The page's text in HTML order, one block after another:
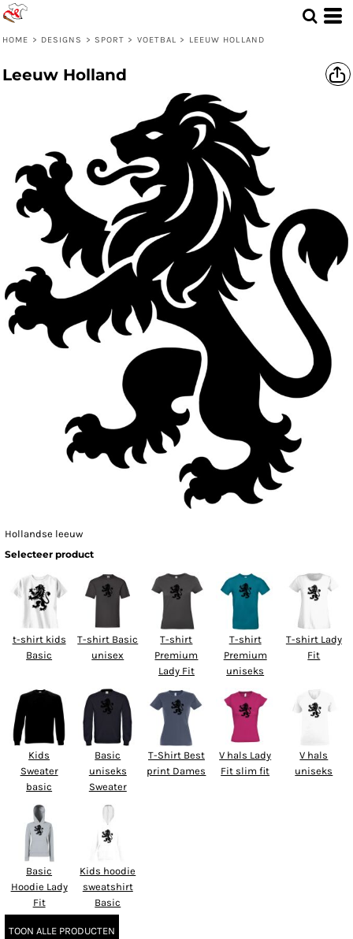
HOME > DESIGNS > SPORT > VOETBAL > LEEUW HOLLAND
Leeuw Holland
Hollandse leeuw
Selecteer product
t-shirt kids
Basic
T-shirt Basic
unisex
T-shirt
Premium
Lady Fit
T-shirt
Premium
uniseks
T-shirt Lady
Fit
Kids
Sweater
basic
Basic
uniseks
Sweater
T-Shirt Best
print Dames
V hals Lady
Fit slim fit
V hals
uniseks
Basic
Hoodie Lady
Fit
Kids hoodie
sweatshirt
Basic
TOON ALLE PRODUCTEN